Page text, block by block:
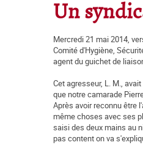
Un
Mercredi 21 mai 2014,
Comité d'Hygiène,
agent du guichet de
Cet agresseur, L. M.,
que notre camarade
Après avoir reconnu être
même choses avec ses
saisi des deux mains au
pas content on va